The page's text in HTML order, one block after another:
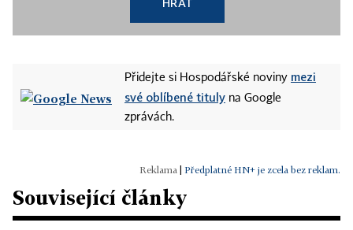
HRÁT
Přidejte si Hospodářské noviny mezi
své oblíbené tituly na Google
zprávách.
Předplatné HN+ je zcela bez reklam.
Související články